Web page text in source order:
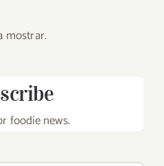
mostrar.
foodie news.